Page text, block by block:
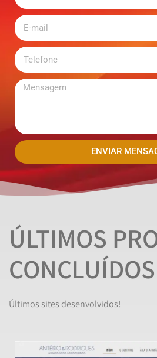
ENVIAR
ÚLTIMOS
CONCLUÍDOS
Últimos sites desenvolvidos!